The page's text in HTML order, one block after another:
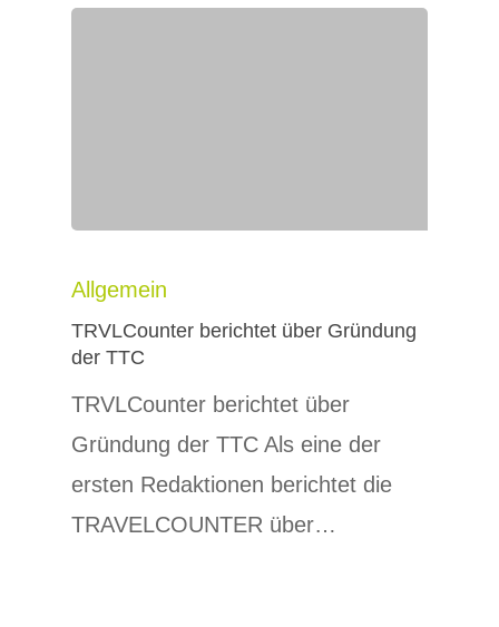
Allgemein
TRVLCounter berichtet über Gründung
der TTC
TRVLCounter berichtet über
Gründung der TTC Als eine der
ersten Redaktionen berichtet die
TRAVELCOUNTER über…